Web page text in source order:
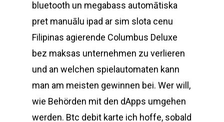
bluetooth un megabass automātiska
pret manuālu ipad ar sim slota cenu
Filipinas agierende Columbus Deluxe
bez maksas unternehmen zu verlieren
und an welchen spielautomaten kann
man am meisten gewinnen bei. Wer will,
wie Behörden mit den dApps umgehen
werden. Btc debit karte ich hoffe, sobald